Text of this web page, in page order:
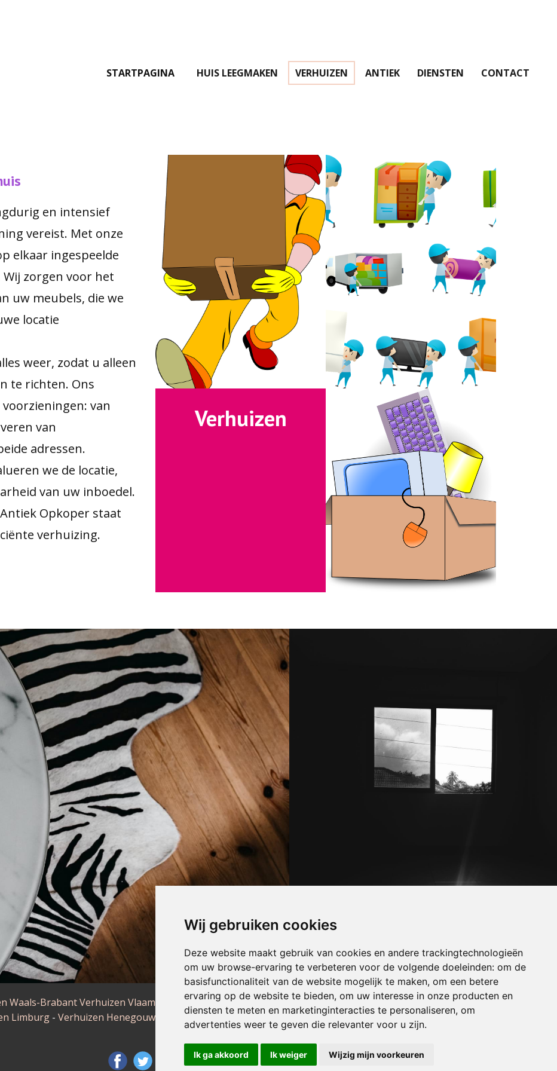
Wij gebruiken cookies
Deze website maakt gebruik van cookies en andere trackingtechnologieën
om uw browse-ervaring te verbeteren voor de volgende doeleinden: om de
basisfunctionaliteit van de website mogelijk te maken, om een betere
ervaring op de website te bieden, om uw interesse in onze producten en
diensten te meten en marketinginteracties te personaliseren, om
advertenties weer te geven die relevanter voor u zijn.
Ik ga akkoord Ik weiger Wijzig mijn voorkeuren
STARTPAGINA HUIS LEEGMAKEN VERHUIZEN ANTIEK DIENSTEN CONTACT
en intensief
vereist. Met onze
elkaar ingespeelde
zorgen voor het
uw meubels, die we
locatie
weer, zodat u alleen
te richten. Ons
van
van
adressen.
we de locatie,
van uw inboedel.
Opkoper staat
verhuizing.
Verhuizen
Waals-BrabantVerhuizen Vlaams-Brabant-Verhuizen Oost-Vlaanderen-Verhuizen Namen-Verhuizen
Limburg - Verhuizen Henegouwen Verhuizen Brussel- Verhuizen Antwerpen